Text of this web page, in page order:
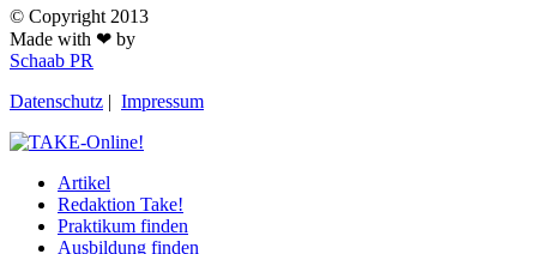
© Copyright 2013
Made with ❤ by
Schaab PR
Datenschutz | Impressum
Artikel
Redaktion Take!
Praktikum finden
Ausbildung finden